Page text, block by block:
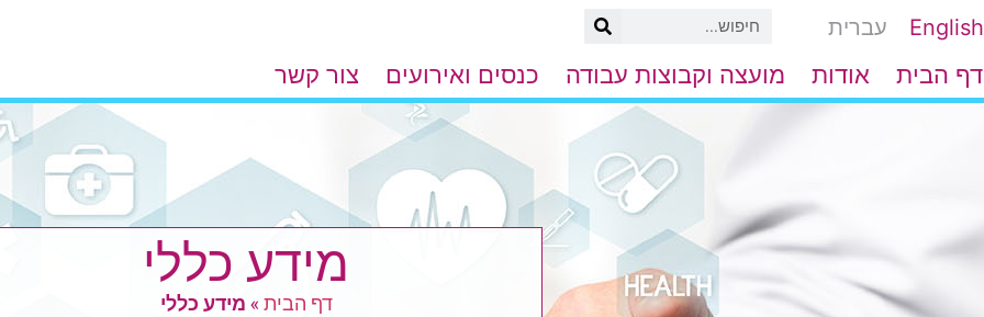
לתוכן
English עברית
דף הבית אודות מועצה וקבוצות עבודה כנסים ואירועים צור קשר
מידע כללי
דף הבית » מידע כללי